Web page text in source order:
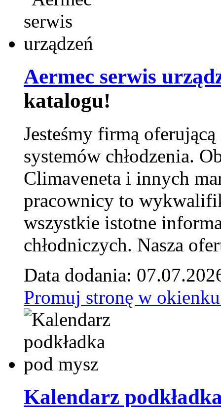
Aermec serwis
katalogu!
Jesteśmy firmą
systemów chłodzenia.
Climaveneta i innych
pracownicy to
wszystkie istotne
chłodniczych. Nasza
Data dodania:
Promuj stronę w
Kalendarz